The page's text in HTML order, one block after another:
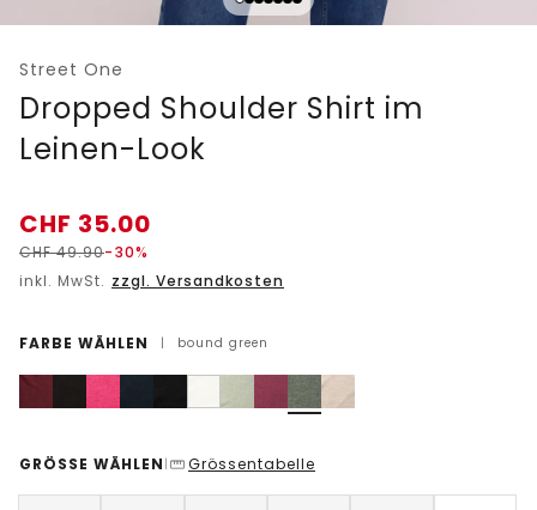
Street One
Dropped Shoulder Shirt im
Leinen-Look
CHF 35.00
CHF49.90-30%
inkl. MwSt. zzgl. Versandkosten
FARBE WÄHLEN | bound green
GRÖSSE WÄHLEN | Grössentabelle